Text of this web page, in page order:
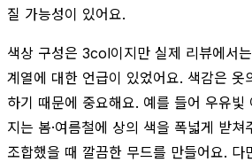
질 가능성이 있어요.
색상 구성은 3col이지만 실제 리뷰에서
계열에 대한 언급이 있었어요. 색감은 옷
하기 때문에 중요해요. 예를 들어 우유빛
지는 봄·여름철에 상의 색을 폭넓게 받
조합했을 때 깔끔한 무드를 만들어요. 다